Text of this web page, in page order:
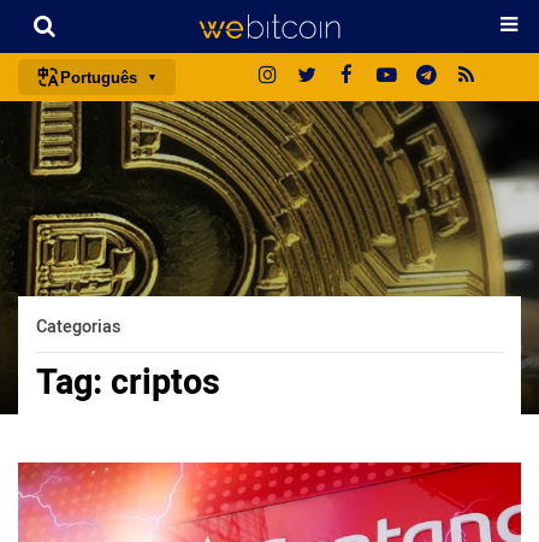
Português
português (BR)
english
español
français
italiano
日本語
中文
한국어
العربية
Categorias
Tag: criptos